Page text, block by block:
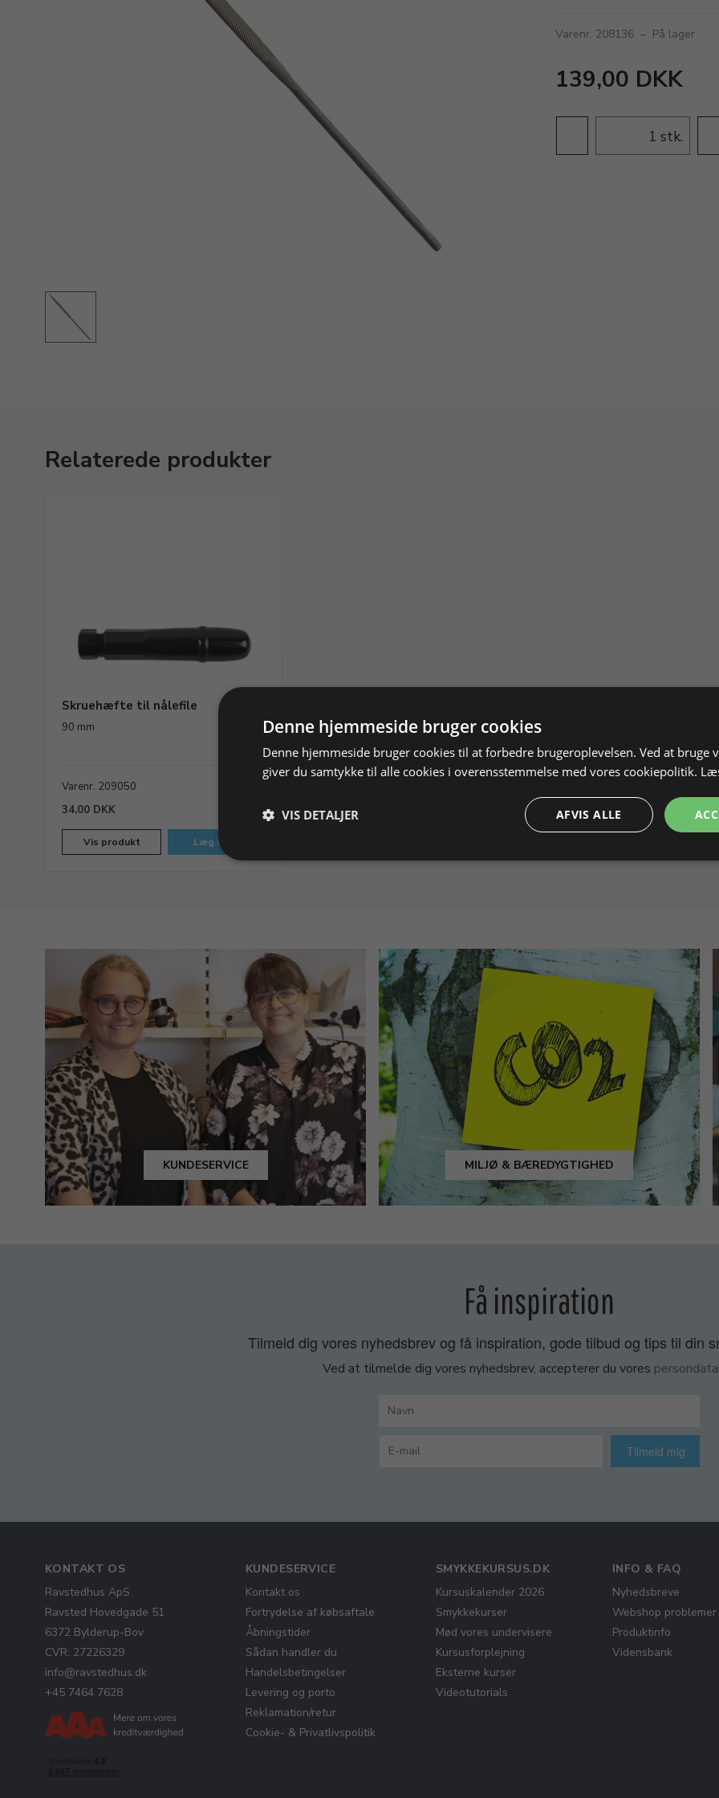
Varenr. 208136 – På lager
139,00 DKK
stk.
Relaterede produkter
Skruehæfte til nålefile
90 mm
Varenr. 209050
34,00 DKK
Vis produkt Læg i kurv
KUNDESERVICE MILJØ & BÆREDYGTIGHED
Få inspiration
Tilmeld dig vores nyhedsbrev og få inspiration, gode tilbud og tips til din
Ved at tilmelde dig vores nyhedsbrev, accepterer du vores
Tilmeld mig
KONTAKT OS
Ravstedhus ApS
Ravsted Hovedgade 51
6372 Bylderup-Bov
CVR: 27226329
info@ravstedhus.dk
+45 7464 7628
KUNDESERVICE
Kontakt os
Fortrydelse af købsaftale
Åbningstider
Sådan handler du
Handelsbetingelser
Levering og porto
Reklamation/retur
Cookie- & Privatlivspolitik
SMYKKEKURSUS.DK
Kursuskalender 2026
Smykkekurser
Mød vores undervisere
Kursusforplejning
Eksterne kurser
Videotutorials
INFO & FAQ
Nyhedsbreve
Webshop problemer
Produktinfo
Vidensbank
Denne hjemmeside bruger cookies
Denne hjemmeside bruger cookies til at forbedre brugeroplevelsen. Ved at bruge
giver du samtykke til alle cookies i overensstemmelse med vores cookiepolitik.
AFVIS ALLE
VIS DETALJER